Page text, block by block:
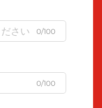
0/100
0/100